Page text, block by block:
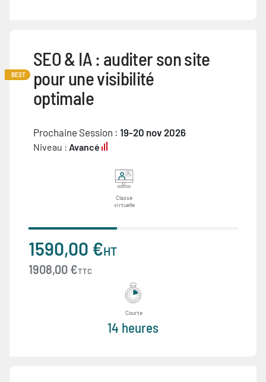
BEST
SEO & IA : auditer son site
pour une visibilité
optimale
Prochaine Session : 19-20 nov 2026
Niveau : Avancé
Classe
virtuelle
1590,00 €HT
1908,00 €TTC
Courte
14 heures